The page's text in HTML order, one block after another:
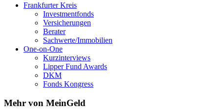
Frankfurter Kreis
Investmentfonds
Versicherungen
Berater
Sachwerte/Immobilien
One-on-One
Kurzinterviews
Lipper Fund Awards
DKM
Fonds Kongress
Mehr von MeinGeld